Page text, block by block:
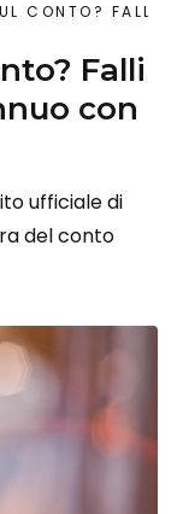
CONTO? FALLI
Falli
con
ufficiale di
del conto